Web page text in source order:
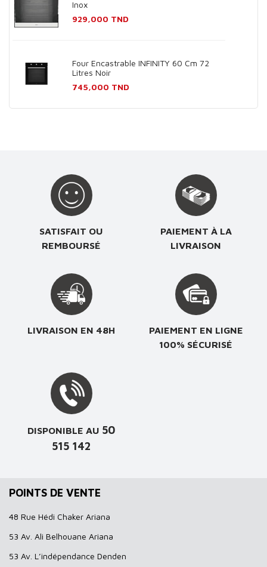
Inox
Prix
929,000 TND
Four Encastrable INFINITY 60 Cm 72
Litres Noir
Prix
745,000 TND
SATISFAIT OU
REMBOURSÉ
PAIEMENT À LA
LIVRAISON
LIVRAISON EN 48H
PAIEMENT EN LIGNE
100% SÉCURISÉ
DISPONIBLE AU 50
515 142
POINTS DE VENTE
48 Rue Hédi Chaker Ariana
53 Av. Ali Belhouane Ariana
53 Av. L’indépendance Denden